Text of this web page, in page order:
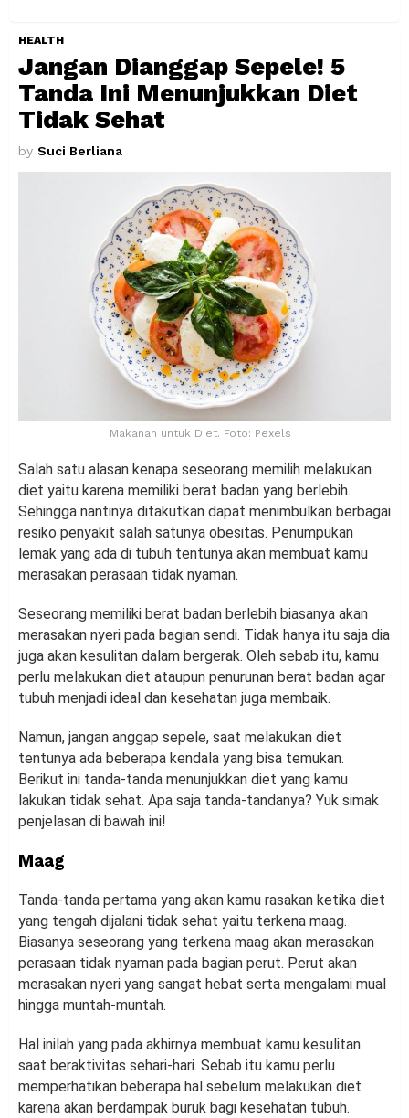
HEALTH
Jangan Dianggap Sepele! 5
Tanda Ini Menunjukkan Diet
Tidak Sehat
by Suci Berliana
Makanan untuk Diet. Foto: Pexels
Salah satu alasan kenapa seseorang memilih melakukan
diet yaitu karena memiliki berat badan yang berlebih.
Sehingga nantinya ditakutkan dapat menimbulkan berbagai
resiko penyakit salah satunya obesitas. Penumpukan
lemak yang ada di tubuh tentunya akan membuat kamu
merasakan perasaan tidak nyaman.
Seseorang memiliki berat badan berlebih biasanya akan
merasakan nyeri pada bagian sendi. Tidak hanya itu saja dia
juga akan kesulitan dalam bergerak. Oleh sebab itu, kamu
perlu melakukan diet ataupun penurunan berat badan agar
tubuh menjadi ideal dan kesehatan juga membaik.
Namun, jangan anggap sepele, saat melakukan diet
tentunya ada beberapa kendala yang bisa temukan.
Berikut ini tanda-tanda menunjukkan diet yang kamu
lakukan tidak sehat. Apa saja tanda-tandanya? Yuk simak
penjelasan di bawah ini!
Maag
Tanda-tanda pertama yang akan kamu rasakan ketika diet
yang tengah dijalani tidak sehat yaitu terkena maag.
Biasanya seseorang yang terkena maag akan merasakan
perasaan tidak nyaman pada bagian perut. Perut akan
merasakan nyeri yang sangat hebat serta mengalami mual
hingga muntah-muntah.
Hal inilah yang pada akhirnya membuat kamu kesulitan
saat beraktivitas sehari-hari. Sebab itu kamu perlu
memperhatikan beberapa hal sebelum melakukan diet
karena akan berdampak buruk bagi kesehatan tubuh.